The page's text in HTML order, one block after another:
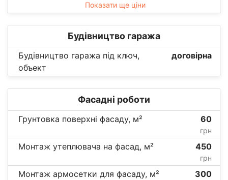
Показати ще ціни
Будівництво гаража
Будівництво гаража під ключ,
объект
договірна
Фасадні роботи
Грунтовка поверхні фасаду, м² 60
грн
Монтаж утеплювача на фасад, м² 450
грн
Монтаж армосетки для фасаду, м² 300